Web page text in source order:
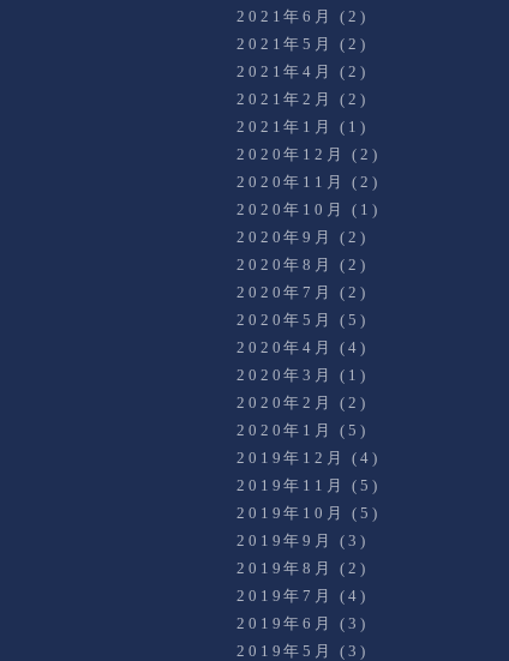
2021年6月
(2)
2021年5月
(2)
2021年4月
(2)
2021年2月
(2)
2021年1月
(1)
2020年12月
(2)
2020年11月
(2)
2020年10月
(1)
2020年9月
(2)
2020年8月
(2)
2020年7月
(2)
2020年5月
(5)
2020年4月
(4)
2020年3月
(1)
2020年2月
(2)
2020年1月
(5)
2019年12月
(4)
2019年11月
(5)
2019年10月
(5)
2019年9月
(3)
2019年8月
(2)
2019年7月
(4)
2019年6月
(3)
2019年5月
(3)